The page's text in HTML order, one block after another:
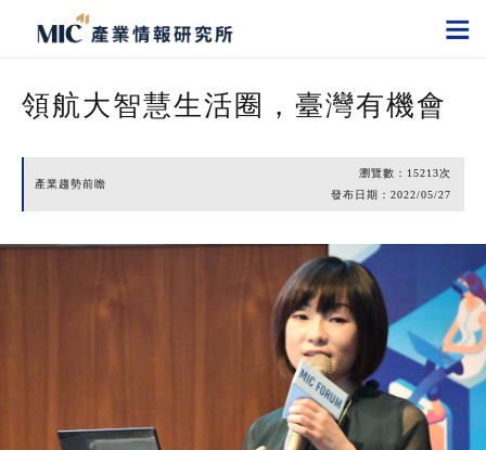
領航大智慧生活圈，臺灣有機會
產業趨勢前瞻
瀏覽數： 15213次
發布日期： 2022/05/27